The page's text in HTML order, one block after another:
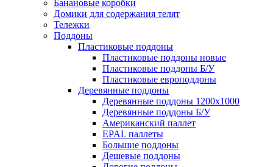
Банановые коробки
Домики для содержания телят
Тележки
Поддоны
Пластиковые поддоны
Пластиковые поддоны новые
Пластиковые поддоны Б/У
Пластиковые европоддоны
Деревянные поддоны
Деревянные поддоны 1200х1000
Деревянные поддоны Б/У
Американский паллет
EPAL паллеты
Большие поддоны
Дешевые поддоны